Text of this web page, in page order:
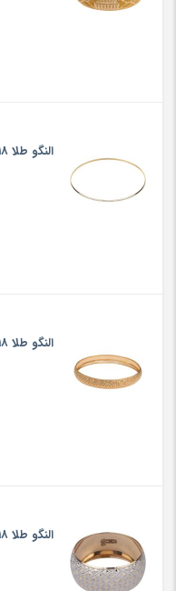
النگو طلا 18 عیار زنانه گالری یار طلا کد AL12-W-2
النگو طلا 18 عیار زنانه گالری یارطلا کد AL06-G-2
النگو طلا 18 عیار زنانه گالری یارطلا کد AL25-W-4